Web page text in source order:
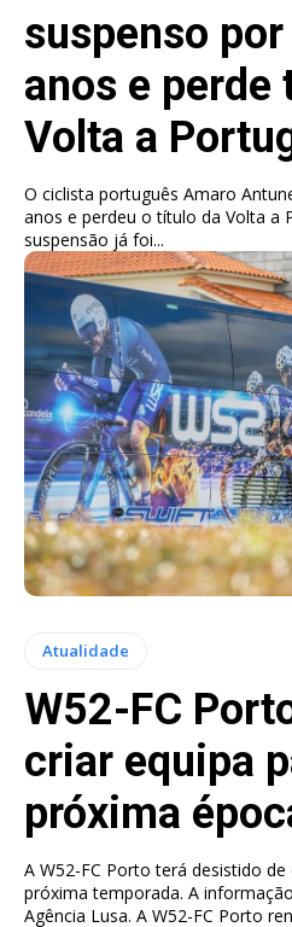
suspenso
anos e perde
Volta a
O ciclista português Amaro
anos e perdeu o título da Volta a
suspensão já foi...
Atualidade
W52-FC
criar equipa
próxima
A W52-FC Porto terá desistido
próxima temporada. A
Agência Lusa. A W52-FC Porto